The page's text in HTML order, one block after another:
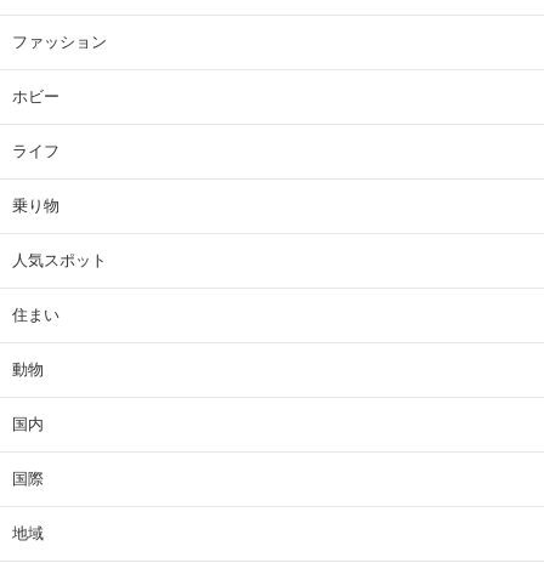
ファッション
ホビー
ライフ
乗り物
人気スポット
住まい
動物
国内
国際
地域